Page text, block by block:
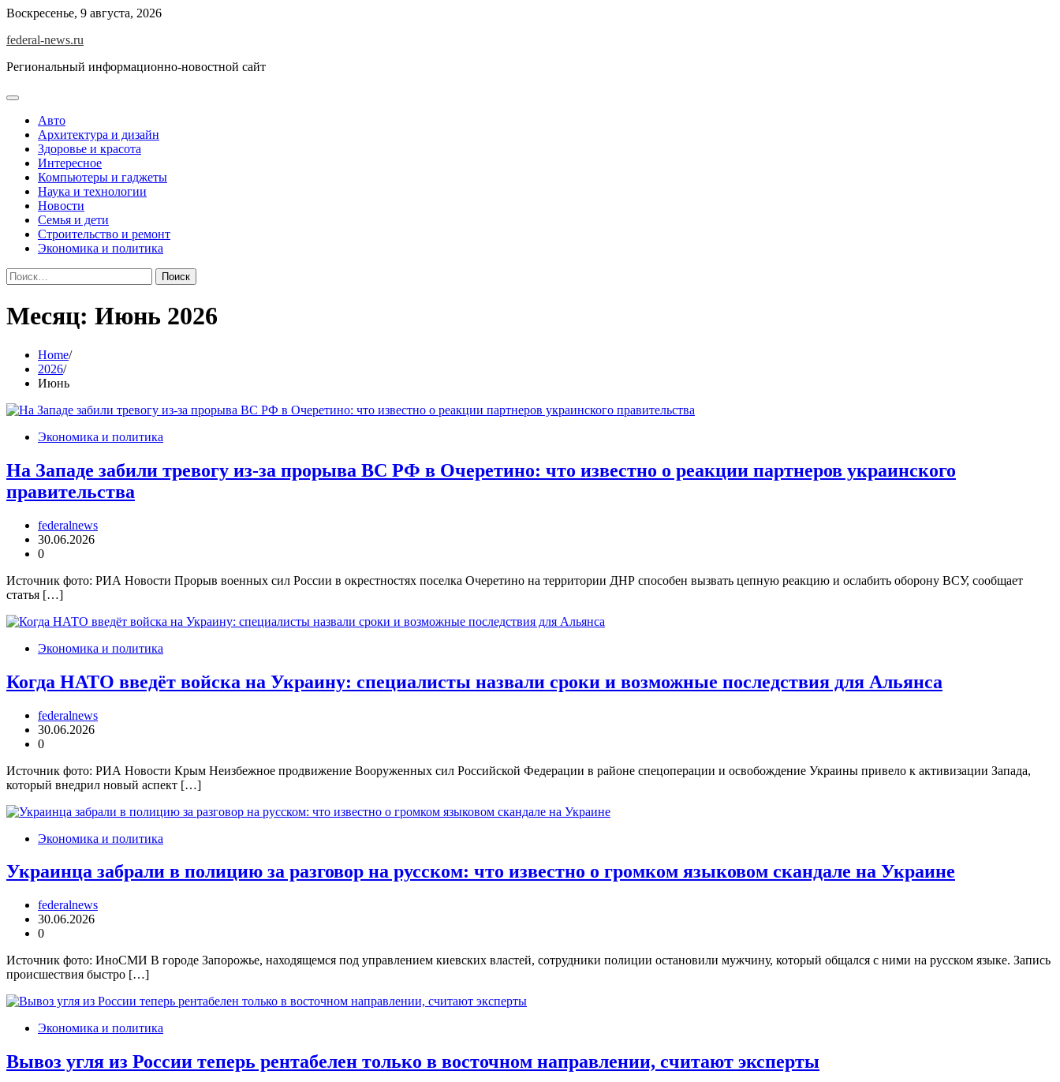
Skip
content
Воскресенье, 9 августа, 2026
federal-news.ru
Региональный информационно-новостной сайт
Авто
Архитектура и дизайн
Здоровье и красота
Интересное
Компьютеры и гаджеты
Наука и технологии
Новости
Семья и дети
Строительство и ремонт
Экономика и политика
Найти:
Месяц: Июнь 2026
Home
2026
Июнь
Экономика и политика
На Западе забили тревогу из-за прорыва ВС РФ в Очеретино: что известно о реакции партнеров украинского
правительства
federalnews
30.06.2026
0
Источник фото: РИА Новости Прорыв военных сил России в окрестностях поселка Очеретино на территории ДНР способен вызвать цепную реакцию и ослабить оборону ВСУ, сообщает
статья […]
Экономика и политика
Когда НАТО введёт войска на Украину: специалисты назвали сроки и возможные последствия для Альянса
federalnews
30.06.2026
0
Источник фото: РИА Новости Крым Неизбежное продвижение Вооруженных сил Российской Федерации в районе спецоперации и освобождение Украины привело к активизации Запада,
который внедрил новый аспект […]
Экономика и политика
Украинца забрали в полицию за разговор на русском: что известно о громком языковом скандале на Украине
federalnews
30.06.2026
0
Источник фото: ИноСМИ В городе Запорожье, находящемся под управлением киевских властей, сотрудники полиции остановили мужчину, который общался с ними на русском языке. Запись
происшествия быстро […]
Экономика и политика
Вывоз угля из России теперь рентабелен только в восточном направлении, считают эксперты